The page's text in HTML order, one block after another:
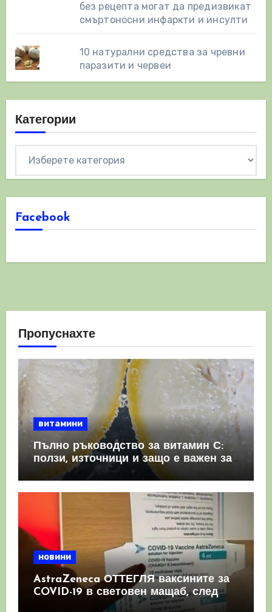
без рецепта могат да предизвикат
смъртоносни инфаркти и инсулти
10 натурални средства за чревни
паразити и червеи
Категории
Facebook
Пропуснахте
витамини
Пълно ръководство за витамин С:
ползи, източници и защо е важен за
имунната система
новини
AstraZeneca ОТТЕГЛЯ ваксините за
COVID-19 в световен мащаб, след
като призна, че те причиняват